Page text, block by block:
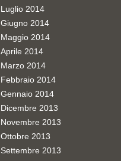
Luglio 2014
Giugno 2014
Maggio 2014
Aprile 2014
Marzo 2014
Febbraio 2014
Gennaio 2014
Dicembre 2013
Novembre 2013
Ottobre 2013
Settembre 2013